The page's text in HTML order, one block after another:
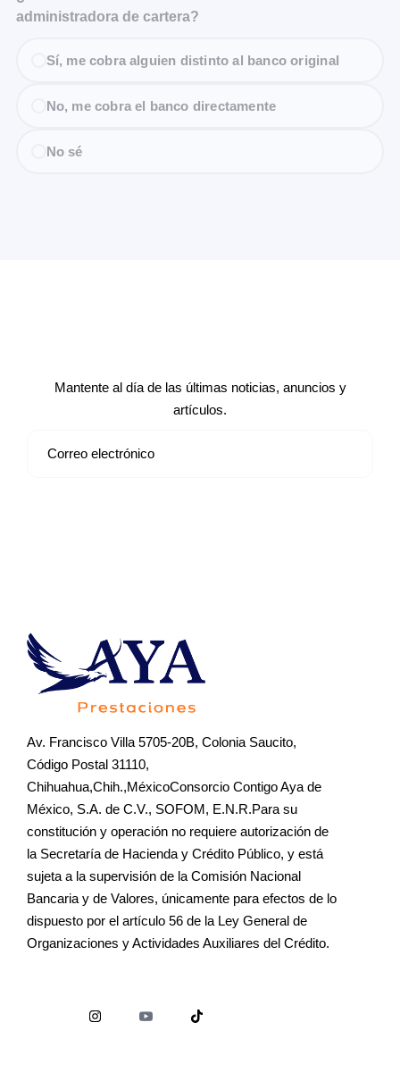
administradora de cartera?
Sí, me cobra alguien distinto al banco original
No, me cobra el banco directamente
No sé
Mantente al día de las últimas noticias, anuncios y
artículos.
Av. Francisco Villa 5705-20B, Colonia Saucito,
Código Postal 31110,
Chihuahua,Chih.,MéxicoConsorcio Contigo Aya de
México, S.A. de C.V., SOFOM, E.N.R.Para su
constitución y operación no requiere autorización de
la Secretaría de Hacienda y Crédito Público, y está
sujeta a la supervisión de la Comisión Nacional
Bancaria y de Valores, únicamente para efectos de lo
dispuesto por el artículo 56 de la Ley General de
Organizaciones y Actividades Auxiliares del Crédito.